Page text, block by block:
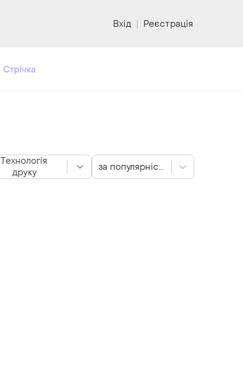
Вхід | Реєстрація
Стрічка
Технологія
друку
за популярністю